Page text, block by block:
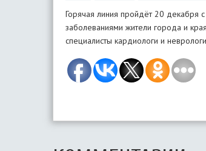
Горячая линия пройдёт 20 декабря
заболеваниями жители города и
специалисты кардиологи и